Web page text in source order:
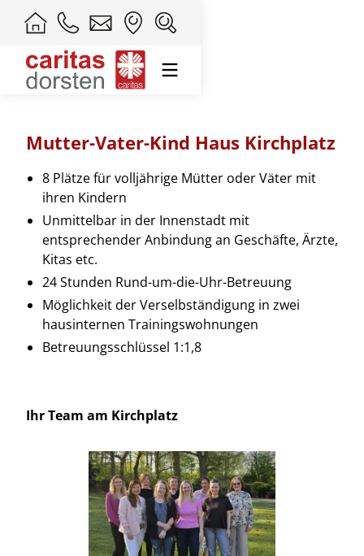
Mutter-Vater-Kind Haus Kirchplatz
8 Plätze für volljährige Mütter oder Väter mit
ihren Kindern
Unmittelbar in der Innenstadt mit
entsprechender Anbindung an Geschäfte, Ärzte,
Kitas etc.
24 Stunden Rund-um-die-Uhr-Betreuung
Möglichkeit der Verselbständigung in zwei
hausinternen Trainingswohnungen
Betreuungsschlüssel 1:1,8
Ihr Team am Kirchplatz